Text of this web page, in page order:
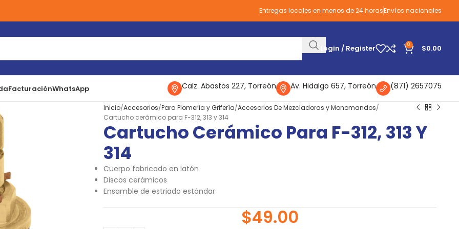
Entregas locales en menos de 24 horasEnvíos nacionales
Login / Register 0 $0.00
FacturaciónWhatsApp Calz. Abastos 227, Torreón Av. Hidalgo 657, Torreón (871) 2657075
Inicio Accesorios Para Plomería y Grifería Accesorios De Mezcladoras y Monomandos
Cartucho cerámico para F-312, 313 y 314
Cartucho Cerámico Para F-312, 313 Y
314
Cuerpo fabricado en latón
Discos cerámicos
Ensamble de estriado estándar
$49.00